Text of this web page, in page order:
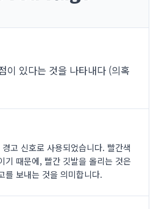
이 있다는 것을 나타내다 (의혹
고 신호로 사용되었습니다. 빨간색
기 때문에, 빨간 깃발을 올리는 것은
를 보내는 것을 의미합니다.